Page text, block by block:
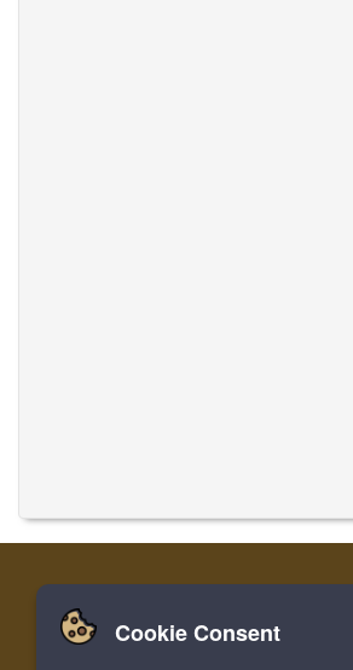
家 登录 寄存器
Cookie Consent